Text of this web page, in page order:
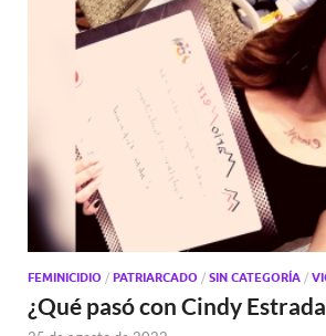
FEMINICIDIO / PATRIARCADO / SIN CATEGORÍA /
¿Qué pasó con Cindy